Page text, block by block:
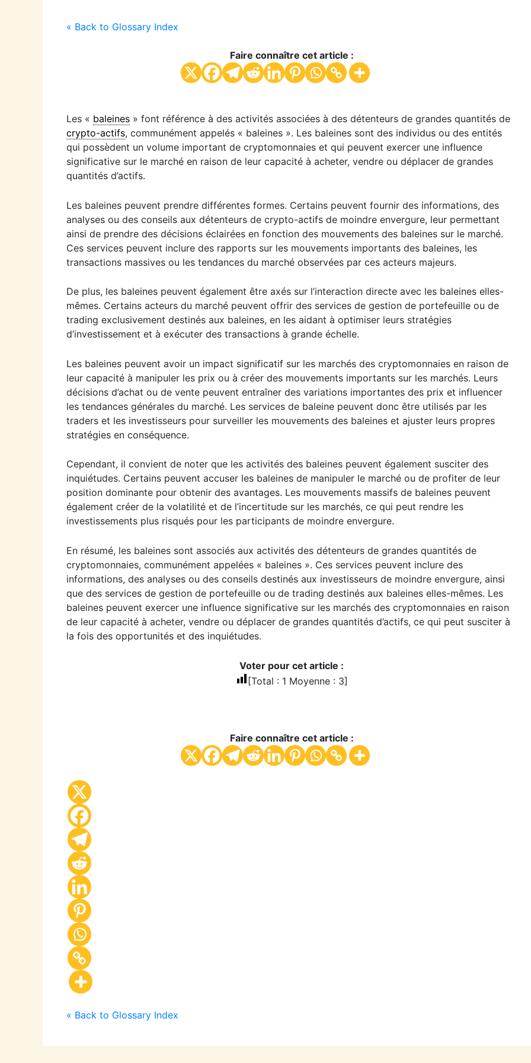
« Back to Glossary Index
Faire connaître cet article :
Les « baleines » font référence à des activités associées à des détenteurs de grandes quantités de
crypto-actifs, communément appelés « baleines ». Les baleines sont des individus ou des entités
qui possèdent un volume important de cryptomonnaies et qui peuvent exercer une influence
significative sur le marché en raison de leur capacité à acheter, vendre ou déplacer de grandes
quantités d’actifs.
Les baleines peuvent prendre différentes formes. Certains peuvent fournir des informations, des
analyses ou des conseils aux détenteurs de crypto-actifs de moindre envergure, leur permettant
ainsi de prendre des décisions éclairées en fonction des mouvements des baleines sur le marché.
Ces services peuvent inclure des rapports sur les mouvements importants des baleines, les
transactions massives ou les tendances du marché observées par ces acteurs majeurs.
De plus, les baleines peuvent également être axés sur l’interaction directe avec les baleines elles-
mêmes. Certains acteurs du marché peuvent offrir des services de gestion de portefeuille ou de
trading exclusivement destinés aux baleines, en les aidant à optimiser leurs stratégies
d’investissement et à exécuter des transactions à grande échelle.
Les baleines peuvent avoir un impact significatif sur les marchés des cryptomonnaies en raison de
leur capacité à manipuler les prix ou à créer des mouvements importants sur les marchés. Leurs
décisions d’achat ou de vente peuvent entraîner des variations importantes des prix et influencer
les tendances générales du marché. Les services de baleine peuvent donc être utilisés par les
traders et les investisseurs pour surveiller les mouvements des baleines et ajuster leurs propres
stratégies en conséquence.
Cependant, il convient de noter que les activités des baleines peuvent également susciter des
inquiétudes. Certains peuvent accuser les baleines de manipuler le marché ou de profiter de leur
position dominante pour obtenir des avantages. Les mouvements massifs de baleines peuvent
également créer de la volatilité et de l’incertitude sur les marchés, ce qui peut rendre les
investissements plus risqués pour les participants de moindre envergure.
En résumé, les baleines sont associés aux activités des détenteurs de grandes quantités de
cryptomonnaies, communément appelées « baleines ». Ces services peuvent inclure des
informations, des analyses ou des conseils destinés aux investisseurs de moindre envergure, ainsi
que des services de gestion de portefeuille ou de trading destinés aux baleines elles-mêmes. Les
baleines peuvent exercer une influence significative sur les marchés des cryptomonnaies en raison
de leur capacité à acheter, vendre ou déplacer de grandes quantités d’actifs, ce qui peut susciter à
la fois des opportunités et des inquiétudes.
Voter pour cet article :
[Total : 1 Moyenne : 3]
Faire connaître cet article :
« Back to Glossary Index